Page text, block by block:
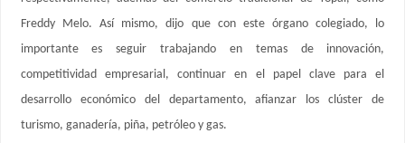
Freddy Melo. Así mismo, dijo que con este órgano colegiado, lo
importante es seguir trabajando en temas de innovación,
competitividad empresarial, continuar en el papel clave para el
desarrollo económico del departamento, afianzar los clúster de
turismo, ganadería, piña, petróleo y gas.